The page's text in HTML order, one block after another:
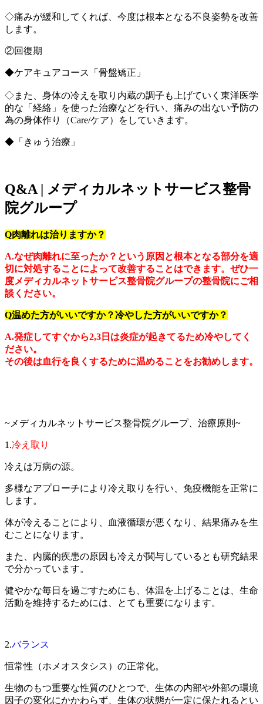
◇痛みが緩和してくれば、今度は根本となる不良姿勢を改善
します。
②回復期
◆ケアキュアコース「骨盤矯正」
◇また、身体の冷えを取り内蔵の調子も上げていく東洋医学
的な「経絡」を使った治療などを行い、痛みの出ない予防の
為の身体作り（Care/ケア）をしていきます。
◆「きゅう治療」
Q&A | メディカルネットサービス整骨
院グループ
Q肉離れは治りますか？
A.なぜ肉離れに至ったか？という原因と根本となる部分を適
切に対処することによって改善することはできます。ぜひ一
度メディカルネットサービス整骨院グループの整骨院にご相
談ください。
Q温めた方がいいですか？冷やした方がいいですか？
A.発症してすぐから2,3日は炎症が起きてるため冷やしてく
ださい。
その後は血行を良くするために温めることをお勧めします。
~メディカルネットサービス整骨院グループ、治療原則~
1.冷え取り
冷えは万病の源。
多様なアプローチにより冷え取りを行い、免疫機能を正常に
します。
体が冷えることにより、血液循環が悪くなり、結果痛みを生
むことになります。
また、内臓的疾患の原因も冷えが関与しているとも研究結果
で分かっています。
健やかな毎日を過ごすためにも、体温を上げることは、生命
活動を維持するためには、とても重要になります。
2.バランス
恒常性（ホメオスタシス）の正常化。
生物のもつ重要な性質のひとつで、生体の内部や外部の環境
因子の変化にかかわらず、生体の状態が一定に保たれるとい